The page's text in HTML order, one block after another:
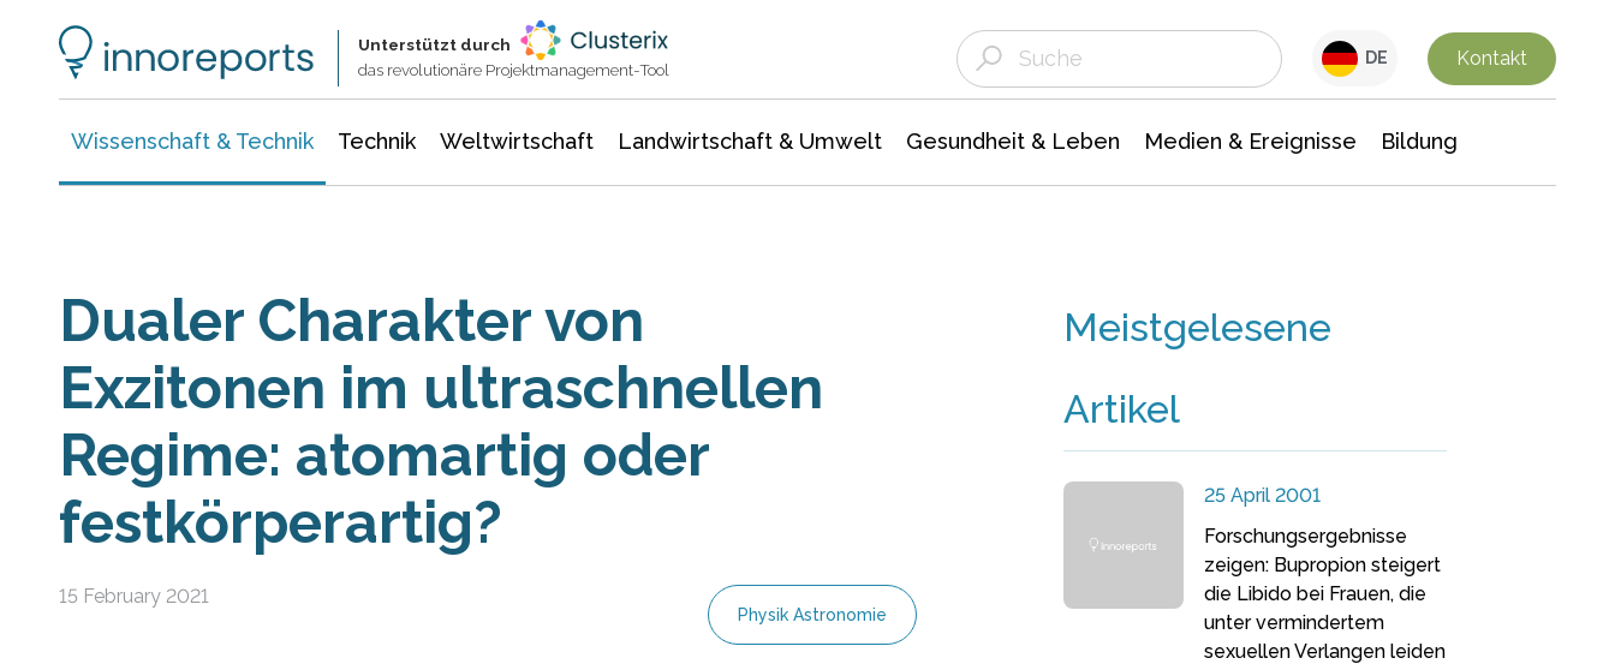
Unterstützt durch
das revolutionäre Projektmanagement-Tool
DE Kontakt
Wissenschaft & Technik Technik Weltwirtschaft Landwirtschaft & Umwelt Gesundheit & Leben Medien & Ereignisse Bildung
Dualer Charakter von
Exzitonen im ultraschnellen
Regime: atomartig oder
festkörperartig?
15 February 2021
Physik Astronomie
Meistgelesene
Artikel
25 April 2001
Forschungsergebnisse
zeigen: Bupropion steigert
die Libido bei Frauen, die
unter vermindertem
sexuellen Verlangen leiden